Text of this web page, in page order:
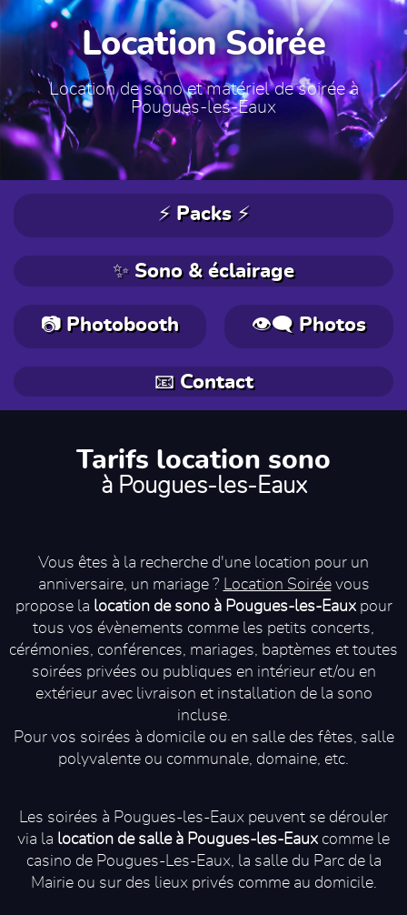
Location Soirée
Location de sono et matériel de soirée à
Pougues-les-Eaux
⚡ Packs ⚡
✨ Sono & éclairage
📷 Photobooth 👁️‍🗨️ Photos
📧 Contact
Tarifs location sono
à Pougues-les-Eaux
Vous êtes à la recherche d'une location pour un
anniversaire, un mariage ? Location Soiréevous
propose la location de sono à Pougues-les-Eauxpour
tous vos évènements comme les petits concerts,
cérémonies, conférences, mariages, baptèmes et toutes
soirées privées ou publiques en intérieur et/ou en
extérieur avec livraison et installation de la sono
incluse.
Pour vos soirées à domicile ou en salle des fêtes, salle
polyvalente ou communale, domaine, etc.
Les soirées à Pougues-les-Eaux peuvent se dérouler
via la location de salle à Pougues-les-Eaux comme le
casino de Pougues-Les-Eaux, la salle du Parc de la
Mairie ou sur des lieux privés comme au domicile.